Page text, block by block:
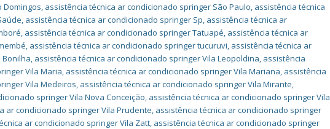
Domingos, assistência técnica ar condicionado springer São Paulo, assistência técnica
, assistência técnica ar condicionado springer Sp, assistência técnica ar
, assistência técnica ar condicionado springer Tatuapé, assistência técnica ar
, assistência técnica ar condicionado springer tucuruvi, assistência técnica ar
, assistência técnica ar condicionado springer Vila Leopoldina, assistência
Vila Maria, assistência técnica ar condicionado springer Vila Mariana, assistência
Vila Medeiros, assistência técnica ar condicionado springer Vila Mirante,
springer Vila Nova Conceição, assistência técnica ar condicionado springer Vila
ar condicionado springer Vila Prudente, assistência técnica ar condicionado springer
ar condicionado springer Vila Zatt, assistência técnica ar condicionado springer